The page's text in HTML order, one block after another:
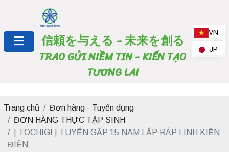
信頼を与える - 未来を創る
TRAO GỬI NIỀM TIN - KIẾN TẠO
TƯƠNG LAI
VN
JP
Trang chủ
Đơn hàng - Tuyển dụng
ĐƠN HÀNG THỰC TẬP SINH
| TOCHIGI | TUYỂN GẤP 15 NAM LẮP RÁP LINH KIỆN
ĐIỆN